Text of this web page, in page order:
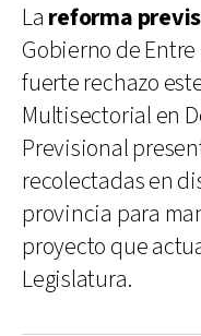
La reforma
Gobierno de
fuerte rechazo
Multisectorial en
Previsional
recolectadas en
provincia para
proyecto que
Legislatura.